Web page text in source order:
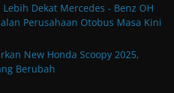
Dekat Mercedes - Benz OH
Perusahaan Otobus Masa Kini
New Honda Scoopy 2025,
Berubah